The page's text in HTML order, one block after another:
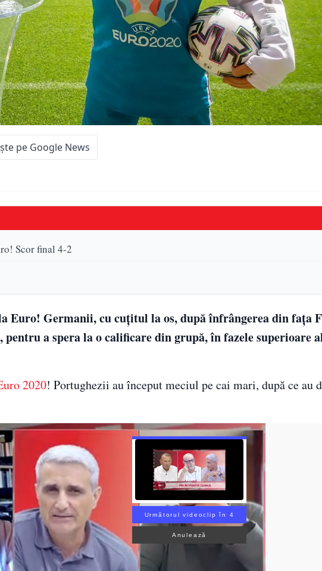
pe Google News
Scor final 4-2
Euro! Germanii, cu cuțitul la os, după înfrângerea din fața
pentru a spera la o calificare din grupă, în fazele superioare
2020! Portughezii au început meciul pe cai mari, după ce au
Următorul videoclip în 3
Anulează